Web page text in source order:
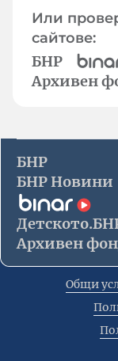
Или
сайтове:
БНР
Архивен
БНР
БНР Новини
Архивен
Общи